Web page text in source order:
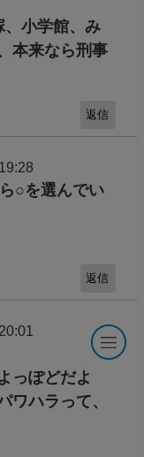
、小学館、み
本来なら刑事
返信
○を選んでい
返信
っぽどだよ
ワハラって、